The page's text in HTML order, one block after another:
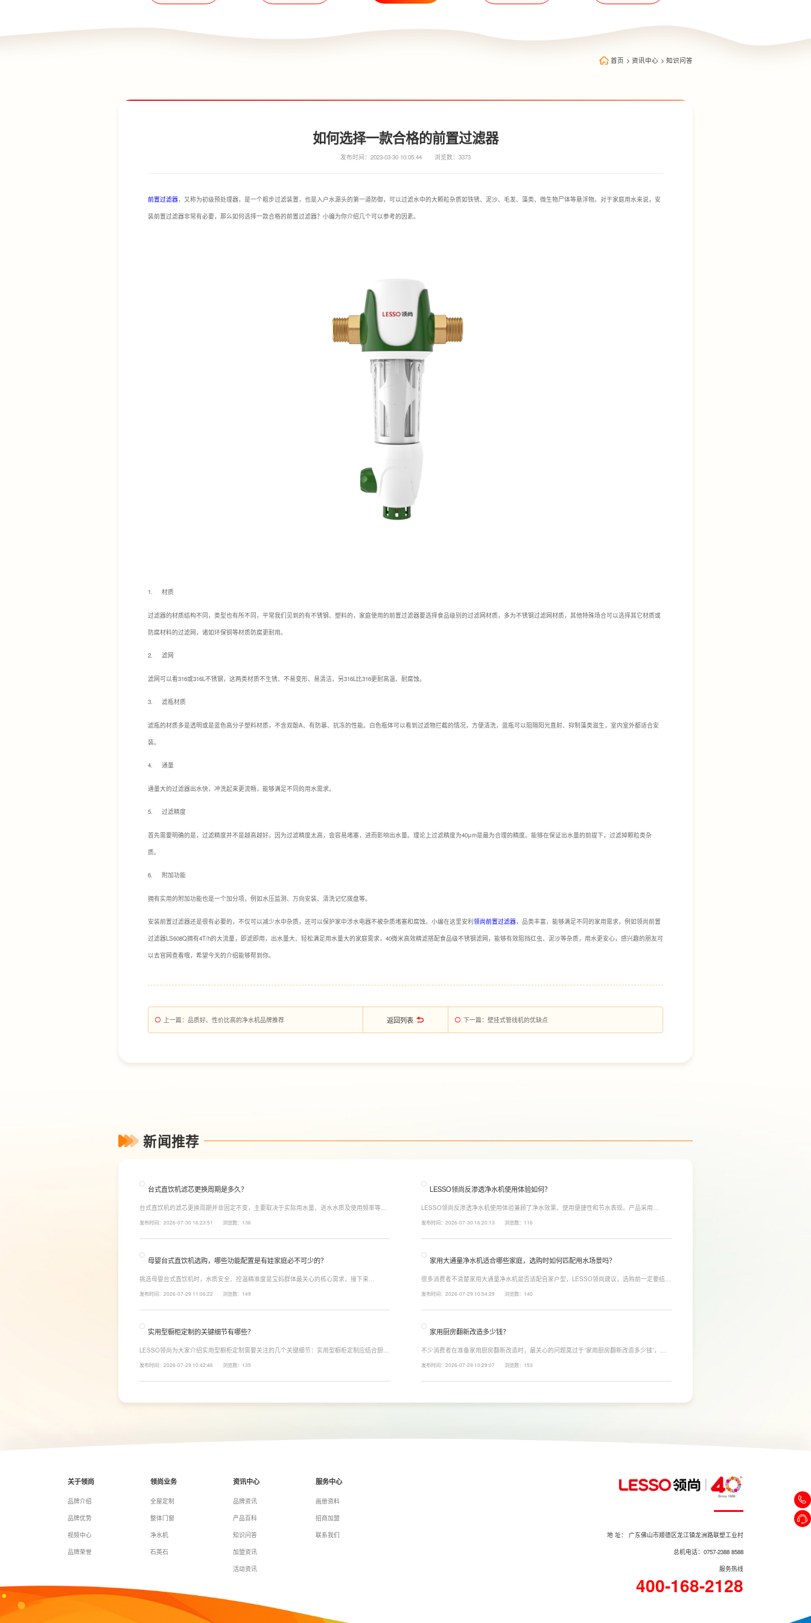
首页 > 资讯中心 > 知识问答
如何选择一款合格的前置过滤器
发布时间：2023-03-30 10:05:44 浏览数：3373
前置过滤器，又称为初级预处理器，是一个粗步过滤装置，也是入户水源头的第一道防御，可以过滤水中的大颗粒杂质如铁锈、泥沙、毛发、藻类、微生物尸体等悬浮物。对于家庭用水来说，安
装前置过滤器非常有必要，那么如何选择一款合格的前置过滤器？小编为你介绍几个可以参考的因素。
1. 材质
过滤器的材质结构不同，类型也有所不同，平常我们见到的有不锈钢、塑料的，家庭使用的前置过滤器要选择食品级别的过滤网材质，多为不锈钢过滤网材质，其他特殊场合可以选择其它材质或
防腐材料的过滤网，诸如环保铜等材质防腐更耐用。
2. 滤网
滤网可以看316或316L不锈钢，这两类材质不生锈、不易变形、易清洁，另316L比316更耐高温、耐腐蚀。
3. 滤瓶材质
滤瓶的材质多是透明或是蓝色高分子塑料材质，不含双酚A、有防暴、抗冻的性能。白色瓶体可以看到过滤物拦截的情况，方便清洗，蓝瓶可以阻隔阳光直射、抑制藻类滋生，室内室外都适合安
装。
4. 通量
通量大的过滤器出水快，冲洗起来更流畅，能够满足不同的用水需求。
5. 过滤精度
首先需要明确的是，过滤精度并不是越高越好。因为过滤精度太高，会容易堵塞，进而影响出水量。理论上过滤精度为40μm是最为合理的精度。能够在保证出水量的前提下，过滤掉颗粒类杂
质。
6. 附加功能
拥有实用的附加功能也是一个加分项，例如水压监测、万向安装、清洗记忆拨盘等。
安装前置过滤器还是很有必要的，不仅可以减少水中杂质，还可以保护家中涉水电器不被杂质堵塞和腐蚀。小编在这里安利 领尚前置过滤器，品类丰富，能够满足不同的家用需求，例如领尚前置
过滤器LS608Q拥有4T/h的大流量，即滤即用，出水量大、轻松满足用水量大的家庭需求，40微米高效精滤搭配食品级不锈钢滤网，能够有效阻挡红虫、泥沙等杂质，用水更安心，感兴趣的朋友可
以去官网查看哦，希望今天的介绍能够帮到你。
上一篇：品质好、性价比高的净水机品牌推荐 返回列表 下一篇：壁挂式管线机的优缺点
新闻推荐
台式直饮机滤芯更换周期是多久？
台式直饮机的滤芯更换周期并非固定不变，主要取决于实际用水量、进水水质及使用频率等因
命相对较长，通常在2至3年左右，而后置活性炭滤芯则建议每年更换一次以保障出水口感。
发布时间：2026-07-30 16:23:51 浏览数：136
LESSO领尚反渗透净水机使用体验如何？
LESSO领尚反渗透净水机使用体验兼顾了净水效果、使用便捷性和节水表现。产品采用
水，不仅满足厨房多场景用水需求，还有助于延长滤芯使用寿命。
发布时间：2026-07-30 16:20:13 浏览数：116
母婴台式直饮机选购，哪些功能配置是有娃家庭必不可少的？
挑选母婴台式直饮机时，水质安全、控温精准度是宝妈群体最关心的核心需求，接下来
同，机型需搭载多档精准控温功能，45℃低温冲奶、85℃泡辅食、100℃沸水冲泡茶饮一键切
发布时间：2026-07-29 11:06:22 浏览数：149
家用大通量净水机适合哪些家庭，选购时如何匹配用水场景吗？
很多消费者不清楚家用大通量净水机是否适配自家户型，LESSO领尚建议，选购前一定要结合
上之家，或是经常泡茶、冲奶、清洗果蔬，需要持续大量净水的用户。小户型、单人居住、日
发布时间：2026-07-29 10:54:29 浏览数：140
实用型橱柜定制的关键细节有哪些？
LESSO领尚为大家介绍实用型橱柜定制需要关注的几个关键细节：实用型橱柜定制应结合厨房
柜、地柜、高柜等收纳空间，并配置抽屉分区、拉篮、转角收纳等功能设计，提高空间利用
发布时间：2026-07-29 10:42:46 浏览数：135
家用厨房翻新改造多少钱？
不少消费者在准备家用厨房翻新改造时，最关心的问题莫过于“家用厨房翻新改造多少钱”，接
围、空间面积、材料品质、功能配置以及是否更换橱柜、电器、水电等因素影响。
发布时间：2026-07-29 10:29:07 浏览数：153
关于领尚
品牌介绍
品牌优势
视频中心
品牌荣誉
领尚业务
全屋定制
整体门窗
净水机
石英石
资讯中心
品牌资讯
产品百科
知识问答
加盟资讯
活动资讯
服务中心
画册资料
招商加盟
联系我们
地 址： 广东佛山市顺德区龙江镇龙洲路联塑工业村
总机电话：0757-2388 8588
服务热线
400-168-2128